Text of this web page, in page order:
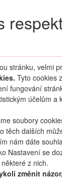
stránku, velmi
Tyto cookies
fungování
účelům a
soubory
těch dalších
nám dáte
Nastavení se
z nich.
změnit názor,
HLEDAT